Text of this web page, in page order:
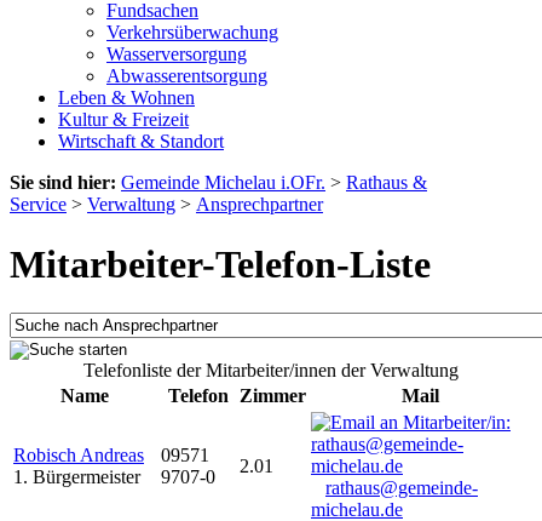
Fundsachen
Verkehrsüberwachung
Wasserversorgung
Abwasserentsorgung
Leben & Wohnen
Kultur & Freizeit
Wirtschaft & Standort
Sie sind hier: Gemeinde Michelau i.OFr. > Rathaus &
Service > Verwaltung > Ansprechpartner
Mitarbeiter-Telefon-Liste
Telefonliste der Mitarbeiter/innen der Verwaltung
Name
Telefon Zimmer Mail
Robisch Andreas
1. Bürgermeister
09571
9707-0
2.01
rathaus@gemeinde-
michelau.de